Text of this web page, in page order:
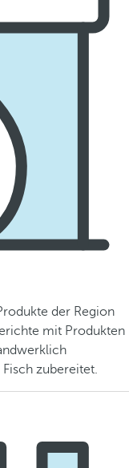
der Region
mit Produkten
zubereitet.